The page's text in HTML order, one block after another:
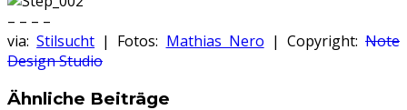
– – – –
via:Stilsucht | Fotos: Mathias Nero | Copyright: Note
Design Studio
Ähnliche Beiträge